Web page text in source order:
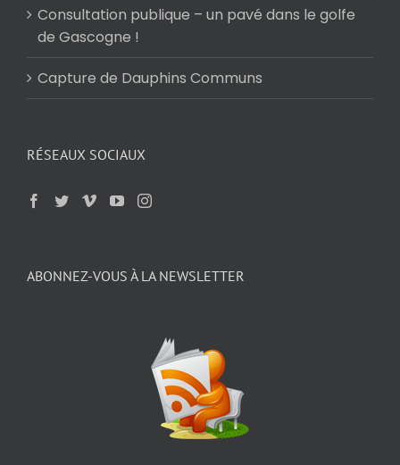
Consultation publique – un pavé dans le golfe
de Gascogne !
Capture de Dauphins Communs
RÉSEAUX SOCIAUX
ABONNEZ-VOUS À LA NEWSLETTER